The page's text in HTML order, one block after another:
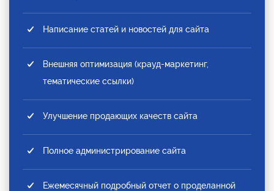
Написание статей и новостей для сайта
Внешняя оптимизация (крауд-маркетинг,
тематические ссылки)
Улучшение продающих качеств сайта
Полное администрирование сайта
Ежемесячный подробный отчет о проделанной